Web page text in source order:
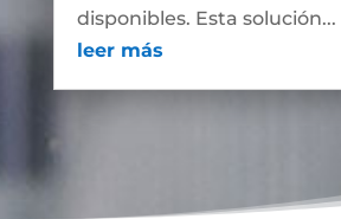
disponibles. Esta solución...
leer más